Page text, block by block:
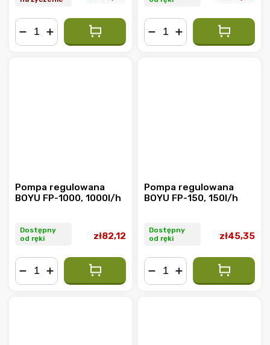
Pompa regulowana
BOYU FP-1000, 1000l/h
Dostępny
od ręki
zł82,12
Pompa regulowana
BOYU FP-150, 150l/h
Dostępny
od ręki
zł45,35